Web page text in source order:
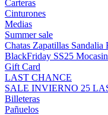
Carteras
Cinturones
Medias
Summer sale
Chatas Zapatillas Sandalia
BlackFriday SS25 Mocasin
Gift Card
LAST CHANCE
SALE INVIERNO 25
Billeteras
Pañuelos